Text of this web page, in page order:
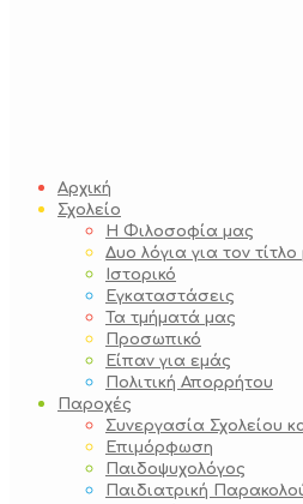
Αρχική
Σχολείο
Η Φιλοσοφία μας
Δυο λόγια για τον τίτλο
Ιστορικό
Εγκαταστάσεις
Τα τμήματά μας
Προσωπικό
Είπαν για εμάς
Πολιτική Απορρήτου
Παροχές
Συνεργασία Σχολείου
Επιμόρφωση
Παιδοψυχολόγος
Παιδιατρική